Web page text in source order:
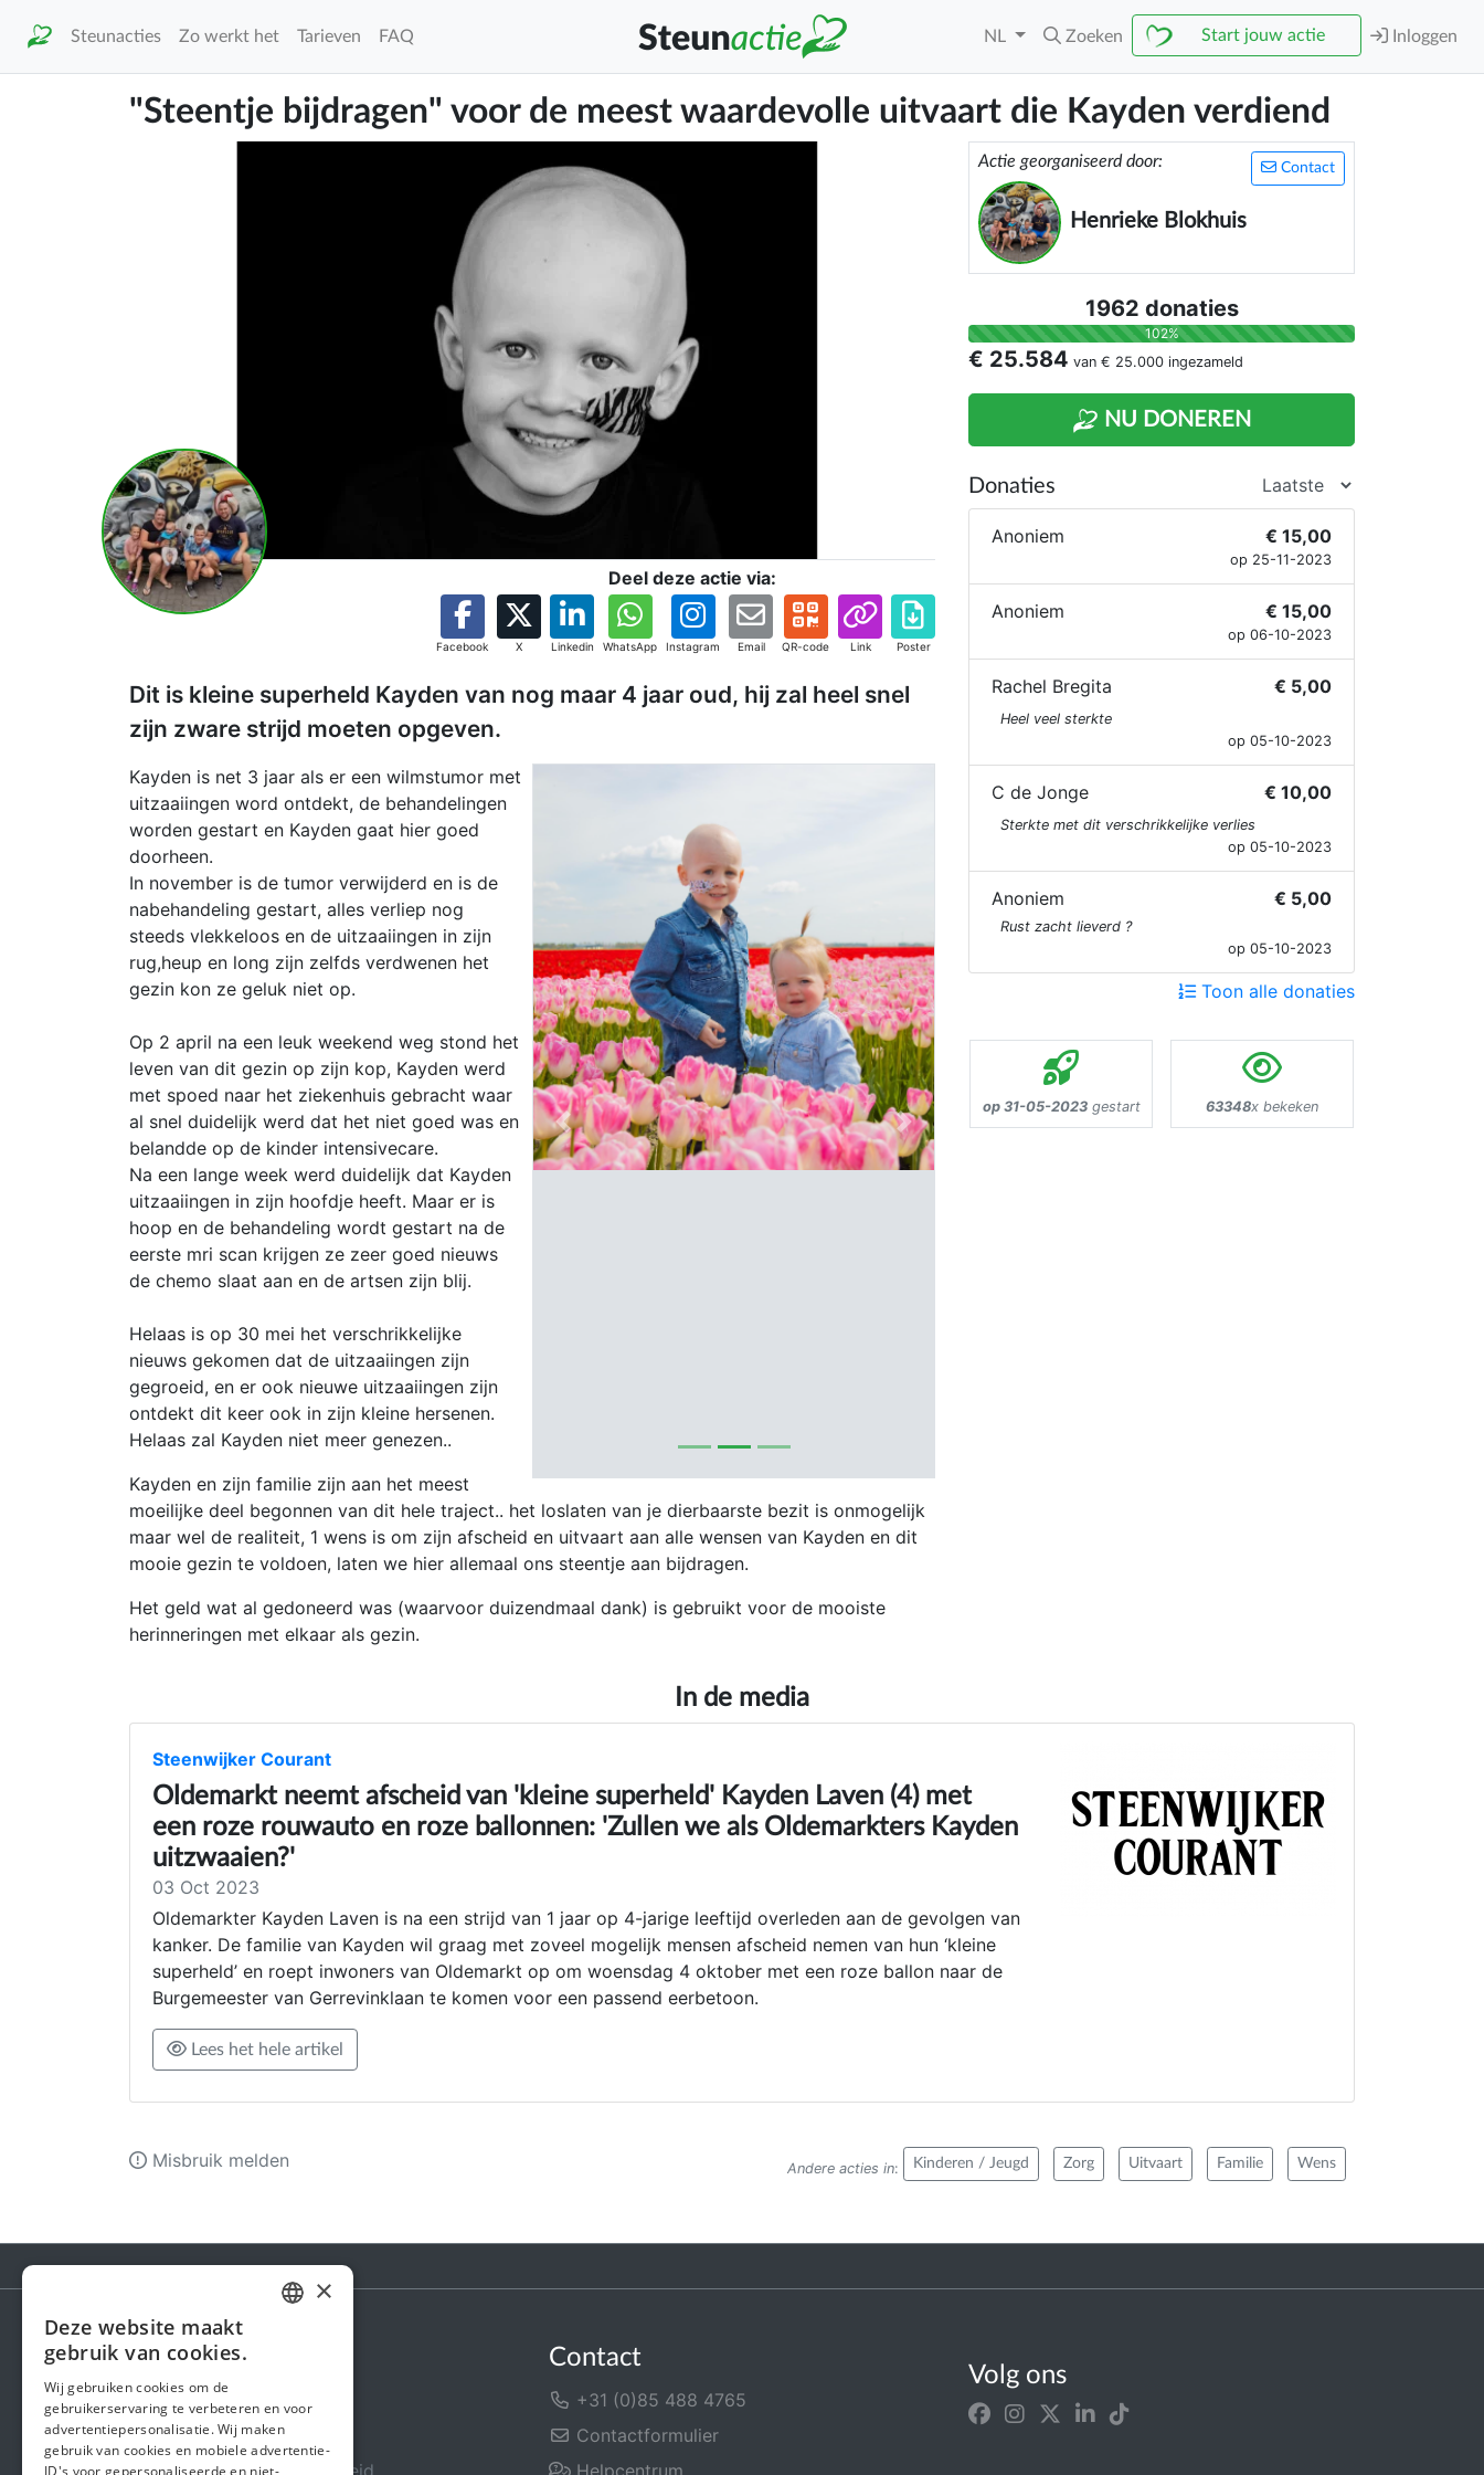
Steunacties Zo werkt het Tarieven FAQ NL Zoeken Start jouw actie Inloggen
"Steentje bijdragen" voor de meest waardevolle uitvaart die Kayden verdiend
Deel deze actie via:
Facebook X Linkedin WhatsApp Instagram Email QR-code Link Poster
Dit is kleine superheld Kayden van nog maar 4 jaar oud, hij zal heel snel
zijn zware strijd moeten opgeven.
Previous Next
Kayden is net 3 jaar als er een wilmstumor met
uitzaaiingen word ontdekt, de behandelingen
worden gestart en Kayden gaat hier goed
doorheen.
In november is de tumor verwijderd en is de
nabehandeling gestart, alles verliep nog
steeds vlekkeloos en de uitzaaiingen in zijn
rug,heup en long zijn zelfds verdwenen het
gezin kon ze geluk niet op.
Op 2 april na een leuk weekend weg stond het
leven van dit gezin op zijn kop, Kayden werd
met spoed naar het ziekenhuis gebracht waar
al snel duidelijk werd dat het niet goed was en
belandde op de kinder intensivecare.
Na een lange week werd duidelijk dat Kayden
uitzaaiingen in zijn hoofdje heeft. Maar er is
hoop en de behandeling wordt gestart na de
eerste mri scan krijgen ze zeer goed nieuws
de chemo slaat aan en de artsen zijn blij.
Helaas is op 30 mei het verschrikkelijke
nieuws gekomen dat de uitzaaiingen zijn
gegroeid, en er ook nieuwe uitzaaiingen zijn
ontdekt dit keer ook in zijn kleine hersenen.
Helaas zal Kayden niet meer genezen..
Kayden en zijn familie zijn aan het meest
moeilijke deel begonnen van dit hele traject.. het loslaten van je dierbaarste bezit is onmogelijk
maar wel de realiteit, 1 wens is om zijn afscheid en uitvaart aan alle wensen van Kayden en dit
mooie gezin te voldoen, laten we hier allemaal ons steentje aan bijdragen.
Het geld wat al gedoneerd was (waarvoor duizendmaal dank) is gebruikt voor de mooiste
herinneringen met elkaar als gezin.
Contact
Actie georganiseerd door:
Henrieke Blokhuis
1962 donaties
102%
€ 25.584 van € 25.000 ingezameld
NU DONEREN
Donaties
Anoniem € 15,00
op 25-11-2023
Anoniem € 15,00
op 06-10-2023
Rachel Bregita € 5,00
Heel veel sterkte
op 05-10-2023
C de Jonge € 10,00
Sterkte met dit verschrikkelijke verlies
op 05-10-2023
Anoniem € 5,00
Rust zacht lieverd ?
op 05-10-2023
Toon alle donaties
op 31-05-2023gestart 63348x bekeken
In de media
Steenwijker Courant
Oldemarkt neemt afscheid van 'kleine superheld' Kayden Laven (4) met
een roze rouwauto en roze ballonnen: 'Zullen we als Oldemarkters Kayden
uitzwaaien?'
03 Oct 2023
Oldemarkter Kayden Laven is na een strijd van 1 jaar op 4-jarige leeftijd overleden aan de gevolgen van
kanker. De familie van Kayden wil graag met zoveel mogelijk mensen afscheid nemen van hun ‘kleine
superheld’ en roept inwoners van Oldemarkt op om woensdag 4 oktober met een roze ballon naar de
Burgemeester van Gerrevinklaan te komen voor een passend eerbetoon.
Lees het hele artikel
Andere acties in: Kinderen / Jeugd Zorg Uitvaart Familie Wens
Misbruik melden
Steunactie
Over ons
In de media
Contact
+31 (0)85 488 4765
Contactformulier
Volg ons
ENGLISH
×
Deze website maakt
gebruik van cookies.
Wij gebruiken cookies om de
gebruikerservaring te verbeteren en voor
advertentiepersonalisatie. Wij maken
gebruik van cookies en mobiele advertentie-
ID's voor gepersonaliseerde en niet-